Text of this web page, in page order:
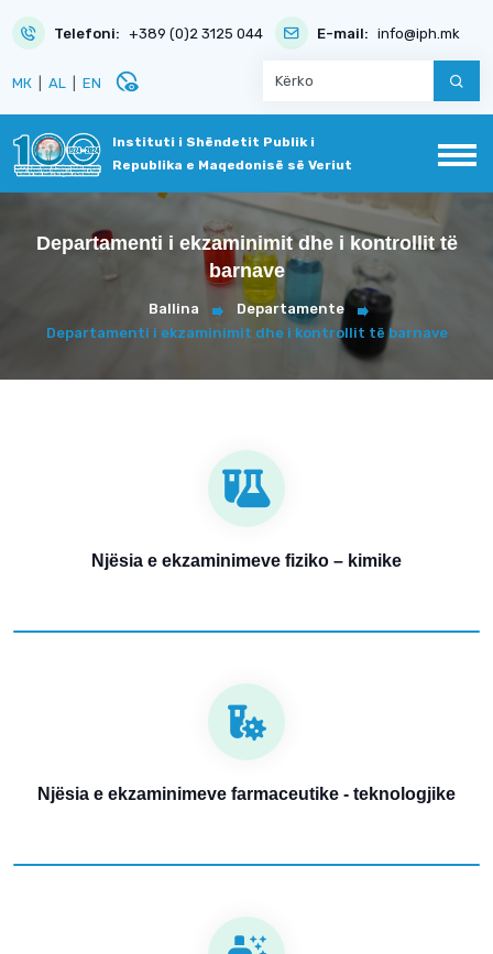
Telefoni: +389 (0)2 3125 044 E-mail: info@iph.mk
МК AL EN disabled_visible
Instituti i Shëndetit Publik i
Republika e Maqedonisë së Veriut
Departamenti i ekzaminimit dhe i kontrollit të
barnave
Ballina
Departamente
Departamenti i ekzaminimit dhe i kontrollit të barnave
Njësia e ekzaminimeve fiziko – kimike
Njësia e ekzaminimeve farmaceutike - teknologjike